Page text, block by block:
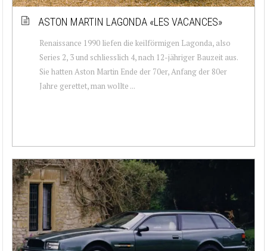
ASTON MARTIN LAGONDA «LES VACANCES»
Renaissance 1990 liefen die keilförmigen Lagonda, also
Series 2, 3 und schliesslich 4, nach 12-jähriger Bauzeit aus.
Sie hatten Aston Martin Ende der 70er, Anfang der 80er
Jahre gerettet, man wollte ...